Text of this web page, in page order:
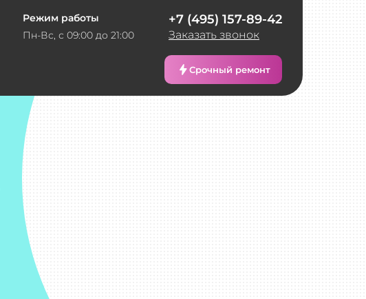
Режим работы
Пн-Вс, с 09:00 до 21:00
+7 (495) 157-89-42
Заказать звонок
Срочный ремонт